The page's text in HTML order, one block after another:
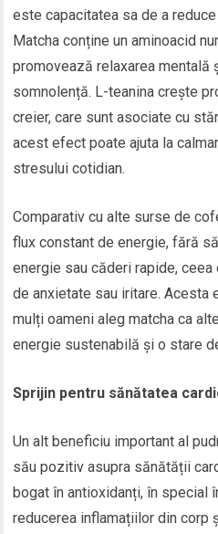
este capacitatea sa de a
Matcha conține un aminoacid
promovează relaxarea mentală
somnolență. L-teanina crește
creier, care sunt asociate cu
acest efect poate ajuta la
stresului cotidian.
Comparativ cu alte surse de
flux constant de energie, fără
energie sau căderi rapide,
de anxietate sau iritare. Acesta
mulți oameni aleg matcha ca
energie sustenabilă și o stare
Sprijin pentru sănătatea
Un alt beneficiu important al
său pozitiv asupra sănătății
bogat în antioxidanți, în special
reducerea inflamațiilor din corp